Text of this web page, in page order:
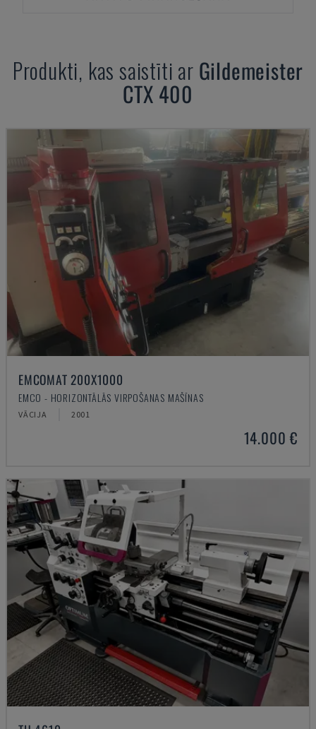
Produkti, kas saistīti ar Gildemeister
CTX 400
EMCOMAT 200X1000
EMCO - HORIZONTĀLĀS VIRPOŠANAS MAŠĪNAS
VĀCIJA 2001
14.000 €